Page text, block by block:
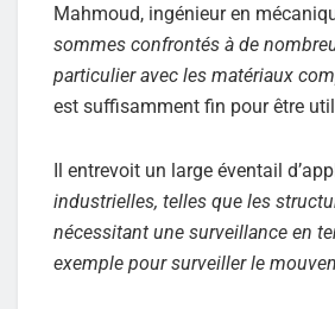
Mahmoud, ingénieur en
sommes confrontés à de
particulier avec les matériaux
est suffisamment fin pour être
Il entrevoit un large éventail
industrielles, telles que les
nécessitant une surveillance en
exemple pour surveiller le